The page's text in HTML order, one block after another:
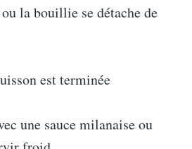
la bouillie se détache de
est terminée
une sauce milanaise ou